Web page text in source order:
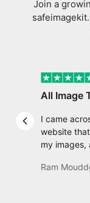
Join a
Previous slide
All Image
I came
website
my images,
an
Ram